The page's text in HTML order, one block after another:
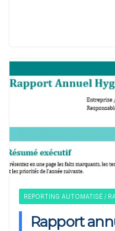
REPORTING AUTOMATISÉ /
Rapport